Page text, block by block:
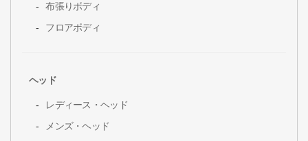
布張りボディ
フロアボディ
ヘッド
レディース・ヘッド
メンズ・ヘッド